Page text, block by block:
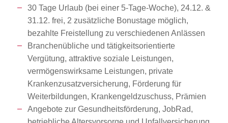
30 Tage Urlaub (bei einer 5-Tage-Woche), 24.12. &
31.12. frei, 2 zusätzliche Bonustage möglich,
bezahlte Freistellung zu verschiedenen Anlässen
Branchenübliche und tätigkeitsorientierte
Vergütung, attraktive soziale Leistungen,
vermögenswirksame Leistungen, private
Krankenzusatzversicherung, Förderung für
Weiterbildungen, Krankengeldzuschuss, Prämien
Angebote zur Gesundheitsförderung, JobRad,